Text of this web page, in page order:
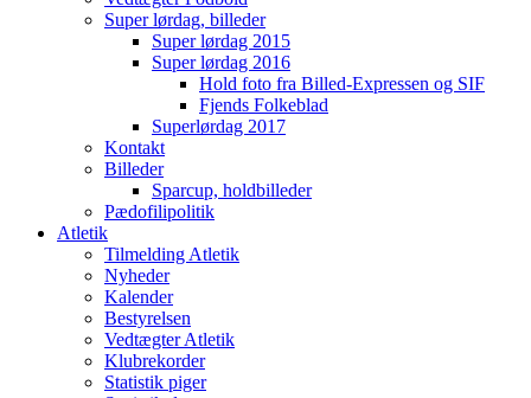
Super lørdag, billeder
Super lørdag 2015
Super lørdag 2016
Hold foto fra Billed-Expressen og SIF
Fjends Folkeblad
Superlørdag 2017
Kontakt
Billeder
Sparcup, holdbilleder
Pædofilipolitik
Atletik
Tilmelding Atletik
Nyheder
Kalender
Bestyrelsen
Vedtægter Atletik
Klubrekorder
Statistik piger